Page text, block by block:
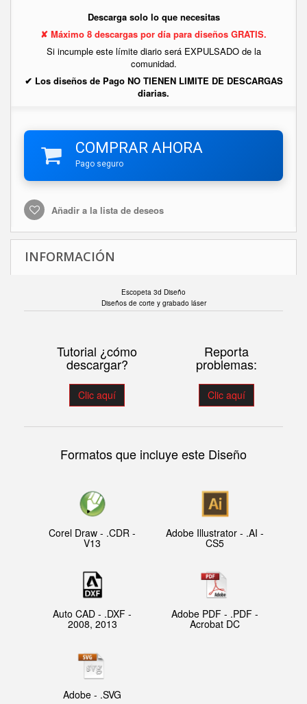
Descarga solo lo que necesitas
✘ Máximo 8 descargas por día para diseños GRATIS.
Si incumple este límite diario será EXPULSADO de la
comunidad.
✔ Los diseños de Pago NO TIENEN LIMITE DE DESCARGAS
diarias.
COMPRAR AHORA
Pago seguro
Añadir a la lista de deseos
INFORMACIÓN
Escopeta 3d Diseño
Diseños de corte y grabado láser
Tutorial ¿cómo
descargar?
Clic aquí
Reporta
problemas:
Clic aquí
Formatos que incluye este Diseño
Corel Draw - .CDR -
V13
Adobe Illustrator - .AI -
CS5
Auto CAD - .DXF -
2008, 2013
Adobe PDF - .PDF -
Acrobat DC
Adobe - .SVG